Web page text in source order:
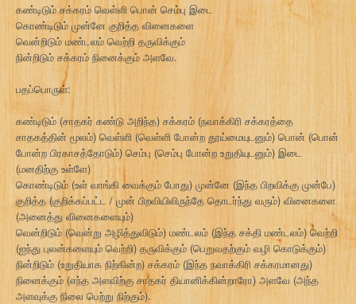
கண்டிடும் சக்கரம் வெள்ளி பொன் செம்பு இடை
கொண்டிடும் முன்னே குறித்த வினைகளை
வென்றிடும் மண்டலம் வெற்றி தருவிக்கும்
நின்றிடும் சக்கரம் நினைக்கும் அளவே.
பதப்பொருள்:
கண்டிடும் (சாதகர் கண்டு அறிந்த) சக்கரம் (நவாக்கிரி சக்கரத்தை
சாதகத்தின் மூலம்) வெள்ளி (வெள்ளி போன்ற தூய்மையுடனும்) பொன் (பொன்
போன்ற பிரகாசத்தோடும்) செம்பு (செம்பு போன்ற உறுதியுடனும்) இடை
(மனதிற்கு உள்ளே)
கொண்டிடும் (உள் வாங்கி வைக்கும் போது) முன்னே (இந்த பிறவிக்கு முன்பே)
குறித்த (குறிக்கப்பட்ட / முன் பிறவியிலிருந்தே தொடர்ந்து வரும்) வினைகளை
(அனைத்து வினைகளையும்)
வென்றிடும் (வென்று அழித்துவிடும்) மண்டலம் (இந்த சக்தி மண்டலம்) வெற்றி
(ஐந்து புலன்களையும் வெற்றி) தருவிக்கும் (பெறுவதற்கும் வழி கொடுக்கும்)
நின்றிடும் (உறுதியாக நிற்கின்ற) சக்கரம் (இந்த நவாக்கிரி சக்கரமானது)
நினைக்கும் (எந்த அளவிற்கு சாதகர் தியானிக்கின்றாரோ) அளவே (அந்த
அளவுக்கு நிலை பெற்று நிற்கும்).